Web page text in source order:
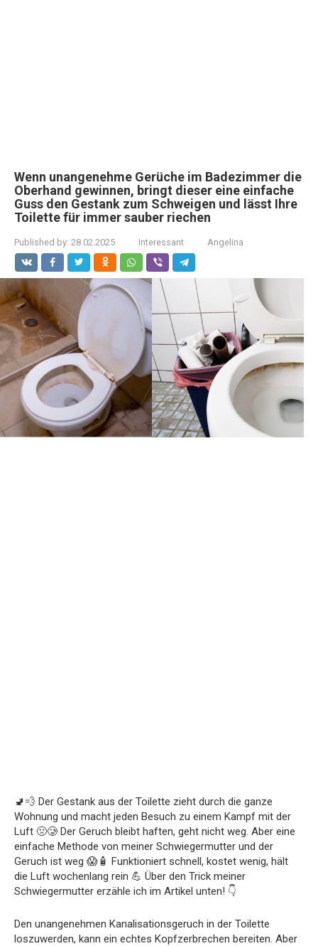
Wenn unangenehme Gerüche im Badezimmer die
Oberhand gewinnen, bringt dieser eine einfache
Guss den Gestank zum Schweigen und lässt Ihre
Toilette für immer sauber riechen
Published by: 28.02.2025 Interessant Angelina
🚽💨 Der Gestank aus der Toilette zieht durch die ganze
Wohnung und macht jeden Besuch zu einem Kampf mit der
Luft 🤢🥲 Der Geruch bleibt haften, geht nicht weg. Aber eine
einfache Methode von meiner Schwiegermutter und der
Geruch ist weg 😱🧴 Funktioniert schnell, kostet wenig, hält
die Luft wochenlang rein 💪 Über den Trick meiner
Schwiegermutter erzähle ich im Artikel unten! 👇
Den unangenehmen Kanalisationsgeruch in der Toilette
loszuwerden, kann ein echtes Kopfzerbrechen bereiten. Aber